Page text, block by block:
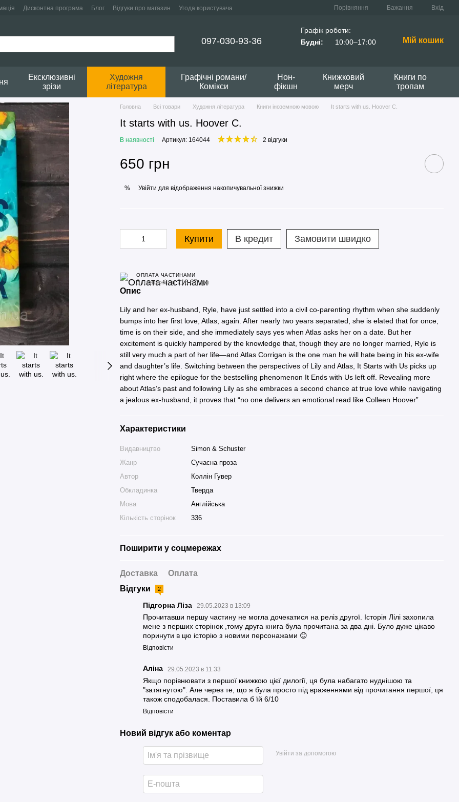
Дисконтна програма Блог Відгуки про магазин Угода користувача Порівняння Бажання Вхід
097-030-93-36
Графік роботи:
Будні:
10:00–17:00 Мій кошик
Ексклюзивні
зрізи
Художня
література
Графічні романи/
Комікси
Нон-
фікшн
Книжковий
мерч
Книги по
тропам
Головна Всі товари Художня література Книги іноземною мовою It starts with us. Hoover C.
It starts with us. Hoover C.
В наявності Артикул: 164044 2 відгуки
650 грн
% Увійти для відображення накопичувальної знижки
Купити В кредит Замовити швидко
ОПЛАТА ЧАСТИНАМИ
3 платежі по 216.67 грн
Опис
Lily and her ex-husband, Ryle, have just settled into a civil co-parenting rhythm when she suddenly
bumps into her first love, Atlas, again. After nearly two years separated, she is elated that for once,
time is on their side, and she immediately says yes when Atlas asks her on a date. But her
excitement is quickly hampered by the knowledge that, though they are no longer married, Ryle is
still very much a part of her life—and Atlas Corrigan is the one man he will hate being in his ex-wife
and daughter’s life. Switching between the perspectives of Lily and Atlas, It Starts with Us picks up
right where the epilogue for the bestselling phenomenon It Ends with Us left off. Revealing more
about Atlas’s past and following Lily as she embraces a second chance at true love while navigating
a jealous ex-husband, it proves that “no one delivers an emotional read like Colleen Hoover”
Характеристики
Видавництво
Simon & Schuster
Жанр
Сучасна проза
Автор
Коллін Гувер
Обкладинка
Тверда
Мова
Англійська
Кількість сторінок
336
Поширити у соцмережах
Доставка
Оплата
Відгуки
2
Підгорна Ліза 29.05.2023 в 13:09
Прочитавши першу частину не могла дочекатися на реліз другої. Історія Лілі захопила
мене з перших сторінок ,тому друга книга була прочитана за два дні. Було дуже цікаво
поринути в цю історію з новими персонажами 😊
Відповісти
Аліна 29.05.2023 в 11:33
Якщо порівнювати з першої книжкою цієї дилогії, ця була набагато нуднішою та
"затягнутою". Але через те, що я була просто під враженнями від прочитання першої, ця
також сподобалася. Поставила б їй 6/10
Відповісти
Новий відгук або коментар
Увійти за допомогою